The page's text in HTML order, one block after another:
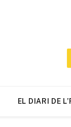
EL DIARI DE